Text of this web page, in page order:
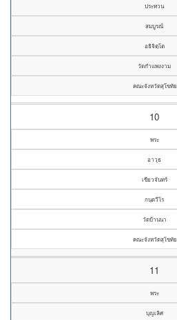
ประทวน
สมบูรณ์
อธิจิตฺโต
วัดกำแพงงาม
คณะจังหวัดสุโขทัย
10
พระ
อาวุธ
เขียวจันทร์
กนฺตวีโร
วัดบ้านนา
คณะจังหวัดสุโขทัย
11
พระ
บุญเลิศ